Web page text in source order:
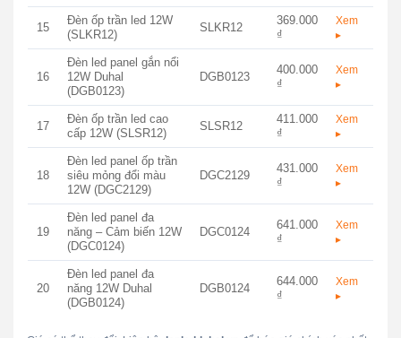
15
Đèn ốp trần led 12W
(SLKR12)
SLKR12
369.000
₫
Xem
▸
16
Đèn led panel gắn nổi
12W Duhal
(DGB0123)
DGB0123
400.000
₫
Xem
▸
17
Đèn ốp trần led cao
cấp 12W (SLSR12)
SLSR12
411.000
₫
Xem
▸
18
Đèn led panel ốp trần
siêu mỏng đổi màu
12W (DGC2129)
DGC2129
431.000
₫
Xem
▸
19
Đèn led panel đa
năng – Cảm biến 12W
(DGC0124)
DGC0124
641.000
₫
Xem
▸
20
Đèn led panel đa
năng 12W Duhal
(DGB0124)
DGB0124
644.000
₫
Xem
▸